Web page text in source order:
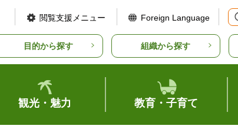
閲覧支援メニュー Foreign Language
目的から探す 組織から探す
観光・魅力 教育・子育て